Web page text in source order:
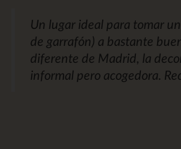
Un lugar ideal para tomar
de garrafón) a bastante
diferente de Madrid, la
informal pero acogedora.